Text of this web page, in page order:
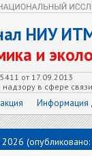
НИУ
и
от 17.09.2013
в сфере
Информация